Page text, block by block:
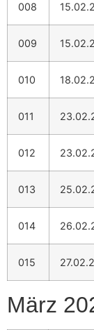
008
009
010
011
012
013
014
015
März